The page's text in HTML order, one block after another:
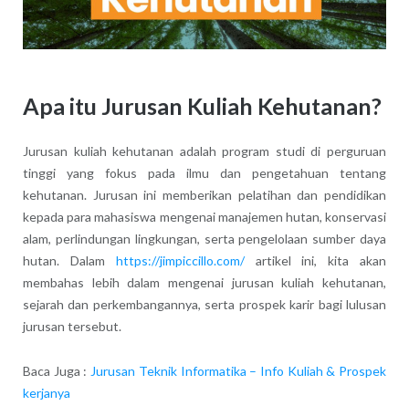
Apa itu Jurusan Kuliah Kehutanan?
Jurusan kuliah kehutanan adalah program studi di perguruan
tinggi yang fokus pada ilmu dan pengetahuan tentang
kehutanan. Jurusan ini memberikan pelatihan dan pendidikan
kepada para mahasiswa mengenai manajemen hutan, konservasi
alam, perlindungan lingkungan, serta pengelolaan sumber daya
hutan. Dalam https://jimpiccillo.com/artikel ini, kita akan
membahas lebih dalam mengenai jurusan kuliah kehutanan,
sejarah dan perkembangannya, serta prospek karir bagi lulusan
jurusan tersebut.
Baca Juga : Jurusan Teknik Informatika – Info Kuliah & Prospek
kerjanya